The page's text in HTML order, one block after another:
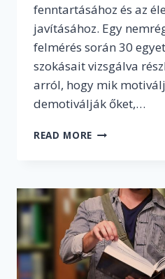
fenntartásához és az
javításához. Egy
felmérés során 30
szokásait vizsgálva
arról, hogy mik
demotiválják őket,…
READ MORE KIVEL,
–
SPORT
AZ
EGYETEMI
ÉVEK
ALATT